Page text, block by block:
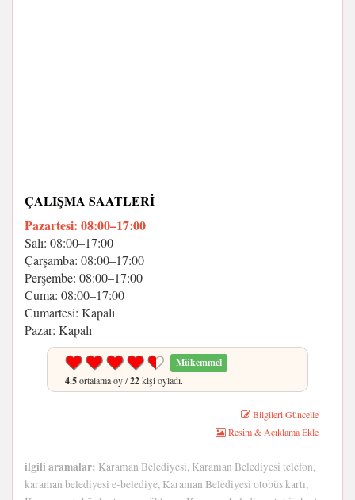
ÇALIŞMA SAATLERI
Pazartesi: 08:00–17:00
Salı: 08:00–17:00
Çarşamba: 08:00–17:00
Perşembe: 08:00–17:00
Cuma: 08:00–17:00
Cumartesi: Kapalı
Pazar: Kapalı
Mükemmel
4.5ortalama oy /22kişi oyladı.
Bilgileri Güncelle
Resim & Açıklama Ekle
ilgili aramalar: Karaman Belediyesi, Karaman Belediyesi telefon,
karaman belediyesi e-belediye, Karaman Belediyesi otobüs kartı,